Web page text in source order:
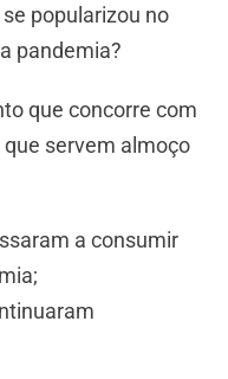
popularizou no
pandemia?
que concorre com
servem almoço
a consumir